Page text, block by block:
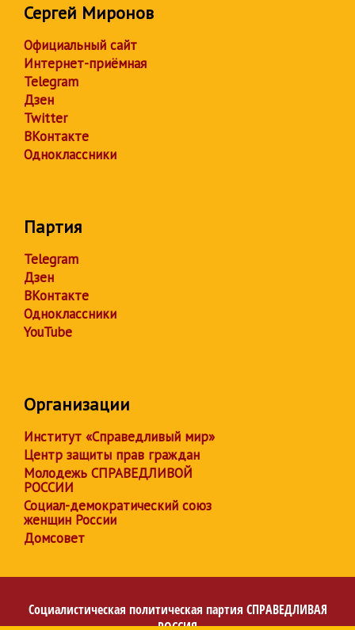
Сергей Миронов
Официальный сайт
Интернет-приёмная
Telegram
Дзен
Twitter
ВКонтакте
Одноклассники
Партия
Telegram
Дзен
ВКонтакте
Одноклассники
YouTube
Организации
Институт «Справедливый мир»
Центр защиты прав граждан
Молодежь СПРАВЕДЛИВОЙ
РОССИИ
Социал-демократический союз
женщин России
Домсовет
Социалистическая политическая партия СПРАВЕДЛИВАЯ